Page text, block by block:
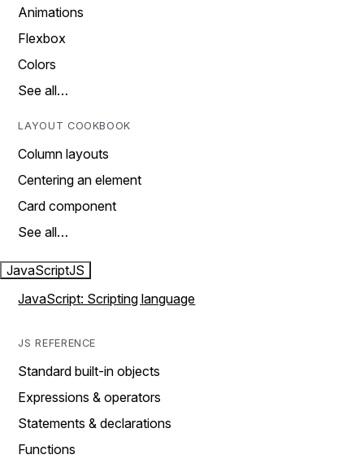
Animations
Flexbox
Colors
See all…
LAYOUT COOKBOOK
Column layouts
Centering an element
Card component
See all…
JavaScriptJS
JavaScript: Scripting language
JS REFERENCE
Standard built-in objects
Expressions & operators
Statements & declarations
Functions